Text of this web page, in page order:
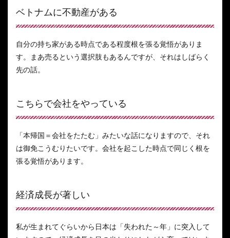
ベトナムに不動産がある
自分の持ち家がある時点である程度根を張る覚悟がありま
す。まあ売るという選択肢もあるんですが、それはしばらく
先の話。
こちらで会社をやっている
「本帰国＝会社をたたむ」みたいな話になりますので、それ
は御免こうむりたいです。会社を起こした時点で同じく根を
張る覚悟があります。
経済成長が著しい
私が生まれてぐらいから日本は「失われた～年」に突入して